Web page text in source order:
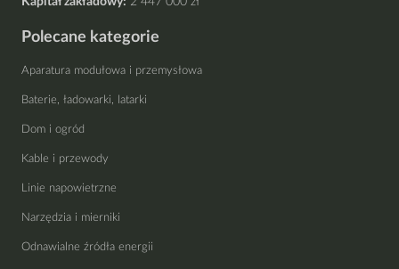
Polecane kategorie
Aparatura modułowa i przemysłowa
Baterie, ładowarki, latarki
Dom i ogród
Kable i przewody
Linie napowietrzne
Narzędzia i mierniki
Odnawialne źródła energii